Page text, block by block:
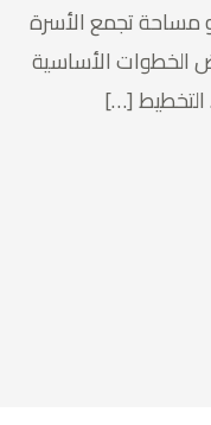
مساحة تجمع الأسرة
الخطوات الأساسية